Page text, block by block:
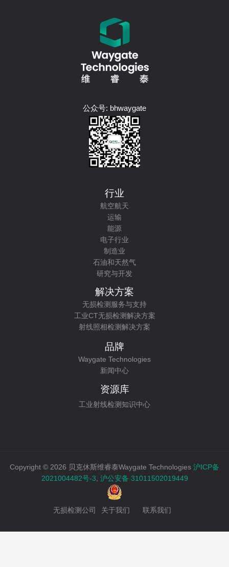
公众号: bhwaygate
行业
航空航天
运输
能源
电子行业
制造业
石油和天然气
研究与开发
解决方案
无损检测服务与支持
工业CT无损检测解决方案
射线照相检测解决方案
品牌
Waygate Technologies
新闻中心
资源库
工业射线检测知识中心
Copyright © 2026 贝克休斯维睿泰Waygate Technologies 沪ICP备
2021004482号-3 沪公安备 31011502019449
无损检测公司 关于我们 联系我们